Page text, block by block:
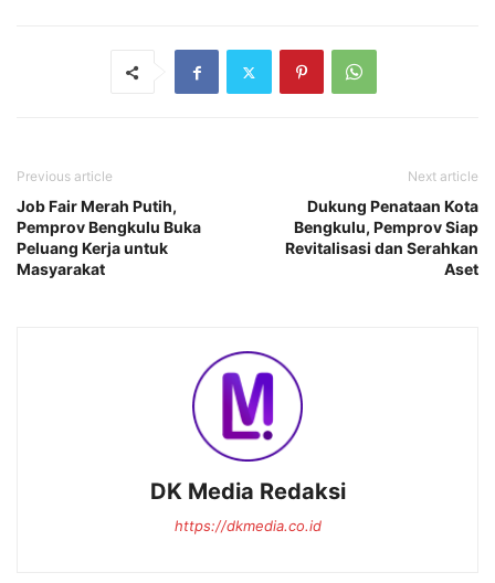
Previous article
Job Fair Merah Putih,
Pemprov Bengkulu Buka
Peluang Kerja untuk
Masyarakat
Next article
Dukung Penataan Kota
Bengkulu, Pemprov Siap
Revitalisasi dan Serahkan
Aset
DK Media Redaksi
https://dkmedia.co.id